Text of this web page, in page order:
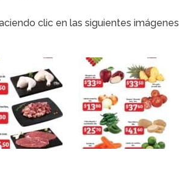
clic en las siguientes imágenes